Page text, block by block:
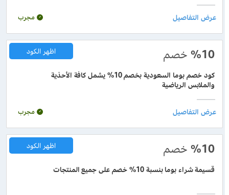
مجرب
%10 خصم
كود خصم بوما السعودية بخصم 10% يشمل كافة الأحذية
والملابس الرياضية
اظهر الكود
مجرب
%10 خصم
قسيمة شراء بوما بنسبة 10% خصم على جميع المنتجات
اظهر الكود